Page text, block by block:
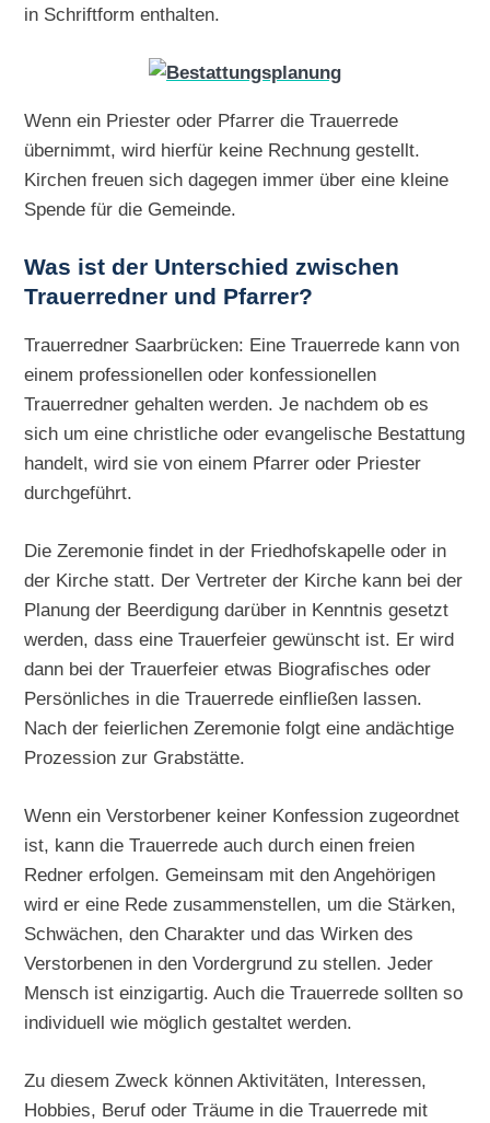
in Schriftform enthalten.
Wenn ein Priester oder Pfarrer die Trauerrede
übernimmt, wird hierfür keine Rechnung gestellt.
Kirchen freuen sich dagegen immer über eine kleine
Spende für die Gemeinde.
Was ist der Unterschied zwischen
Trauerredner und Pfarrer?
Trauerredner Saarbrücken: Eine Trauerrede kann von
einem professionellen oder konfessionellen
Trauerredner gehalten werden. Je nachdem ob es
sich um eine christliche oder evangelische Bestattung
handelt, wird sie von einem Pfarrer oder Priester
durchgeführt.
Die Zeremonie findet in der Friedhofskapelle oder in
der Kirche statt. Der Vertreter der Kirche kann bei der
Planung der Beerdigung darüber in Kenntnis gesetzt
werden, dass eine Trauerfeier gewünscht ist. Er wird
dann bei der Trauerfeier etwas Biografisches oder
Persönliches in die Trauerrede einfließen lassen.
Nach der feierlichen Zeremonie folgt eine andächtige
Prozession zur Grabstätte.
Wenn ein Verstorbener keiner Konfession zugeordnet
ist, kann die Trauerrede auch durch einen freien
Redner erfolgen. Gemeinsam mit den Angehörigen
wird er eine Rede zusammenstellen, um die Stärken,
Schwächen, den Charakter und das Wirken des
Verstorbenen in den Vordergrund zu stellen. Jeder
Mensch ist einzigartig. Auch die Trauerrede sollten so
individuell wie möglich gestaltet werden.
Zu diesem Zweck können Aktivitäten, Interessen,
Hobbies, Beruf oder Träume in die Trauerrede mit